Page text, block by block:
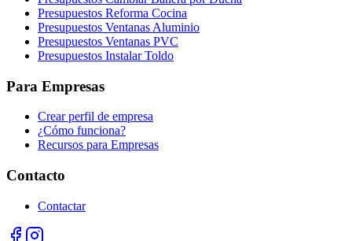
Presupuestos Reforma Cocina
Presupuestos Ventanas Aluminio
Presupuestos Ventanas PVC
Presupuestos Instalar Toldo
Para Empresas
Crear perfil de empresa
¿Cómo funciona?
Recursos para Empresas
Contacto
Contactar